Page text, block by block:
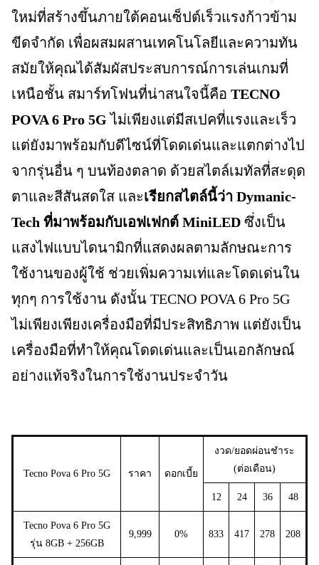
ใหม่ที่สร้างขึ้นภายใต้คอนเซ็ปต์เร็วแรงก้าวข้าม
ขีดจำกัด เพื่อผสมผสานเทคโนโลยีและความทัน
สมัยให้คุณได้สัมผัสประสบการณ์การเล่นเกมที่
เหนือชั้น สมาร์ทโฟนที่น่าสนใจนี้คือ TECNO
POVA 6 Pro 5G ไม่เพียงแต่มีสเปคที่แรงและเร็ว
แต่ยังมาพร้อมกับดีไซน์ที่โดดเด่นและแตกต่างไป
จากรุ่นอื่น ๆ บนท้องตลาด ด้วยสไตล์เมทัลที่สะดุด
ตาและสีสันสดใส และเรียกสไตล์นี้ว่า Dymanic-
Tech ที่มาพร้อมกับเอฟเฟกต์ MiniLED ซึ่งเป็น
แสงไฟแบบไดนามิกที่แสดงผลตามลักษณะการ
ใช้งานของผู้ใช้ ช่วยเพิ่มความเท่และโดดเด่นใน
ทุกๆ การใช้งาน ดังนั้น TECNO POVA 6 Pro 5G
ไม่เพียงเพียงเครื่องมือที่มีประสิทธิภาพ แต่ยังเป็น
เครื่องมือที่ทำให้คุณโดดเด่นและเป็นเอกลักษณ์
อย่างแท้จริงในการใช้งานประจำวัน
Tecno Pova 6 Pro 5G ราคา ดอกเบี้ย
งวด/ยอดผ่อนชำระ
(ต่อเดือน)
12 24 36 48
Tecno Pova 6 Pro 5G
รุ่น 8GB + 256GB
9,999 0% 833 417 278 208